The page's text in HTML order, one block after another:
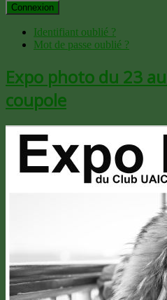
Connexion
Identifiant oublié ?
Mot de passe oublié ?
Expo photo du 23
coupole